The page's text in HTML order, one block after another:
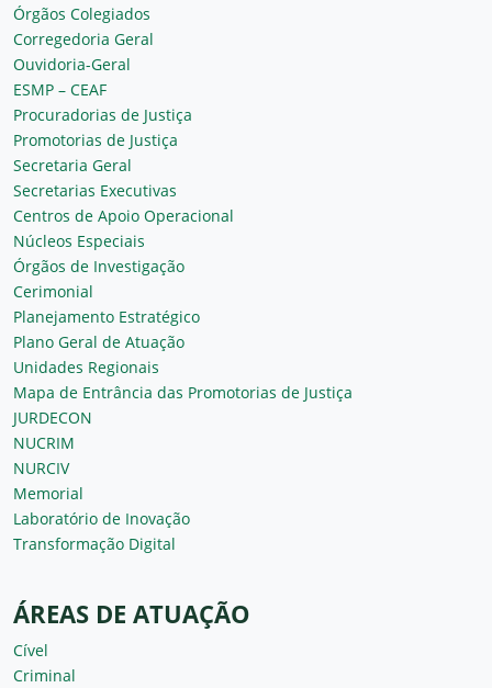
Órgãos Colegiados
Corregedoria Geral
Ouvidoria-Geral
ESMP – CEAF
Procuradorias de Justiça
Promotorias de Justiça
Secretaria Geral
Secretarias Executivas
Centros de Apoio Operacional
Núcleos Especiais
Órgãos de Investigação
Cerimonial
Planejamento Estratégico
Plano Geral de Atuação
Unidades Regionais
Mapa de Entrância das Promotorias de Justiça
JURDECON
NUCRIM
NURCIV
Memorial
Laboratório de Inovação
Transformação Digital
ÁREAS DE ATUAÇÃO
Cível
Criminal